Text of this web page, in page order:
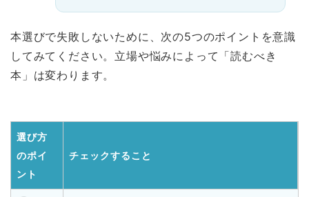
本選びで失敗しないために、次の5つのポイントを意識
してみてください。立場や悩みによって「読むべき
本」は変わります。
選び方
のポイ
ント
チェックすること